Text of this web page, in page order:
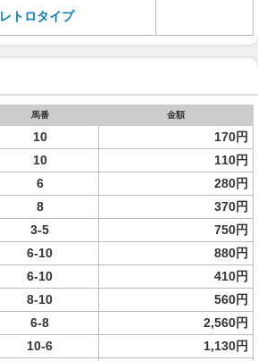
レトロタイプ
馬番 金額
10 170円
10
110円
6
280円
8
370円
3-5
750円
6-10 880円
6-10
410円
8-10
560円
6-8
2,560円
10-6
1,130円